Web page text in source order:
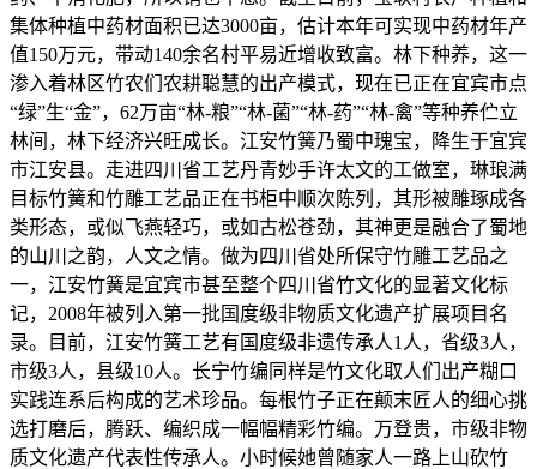
集体种植中药材面积已达3000亩，估计本年可实现中药材年产
值150万元，带动140余名村平易近增收致富。林下种养，这一
渗入着林区竹农们农耕聪慧的出产模式，现在已正在宜宾市点
“绿”生“金”，62万亩“林-粮”“林-菌”“林-药”“林-禽”等种养伫立
林间，林下经济兴旺成长。江安竹簧乃蜀中瑰宝，降生于宜宾
市江安县。走进四川省工艺丹青妙手许太文的工做室，琳琅满
目标竹簧和竹雕工艺品正在书柜中顺次陈列，其形被雕琢成各
类形态，或似飞燕轻巧，或如古松苍劲，其神更是融合了蜀地
的山川之韵，人文之情。做为四川省处所保守竹雕工艺品之
一，江安竹簧是宜宾市甚至整个四川省竹文化的显著文化标
记，2008年被列入第一批国度级非物质文化遗产扩展项目名
录。目前，江安竹簧工艺有国度级非遗传承人1人，省级3人，
市级3人，县级10人。长宁竹编同样是竹文化取人们出产糊口
实践连系后构成的艺术珍品。每根竹子正在颠末匠人的细心挑
选打磨后，腾跃、编织成一幅幅精彩竹编。万登贵，市级非物
质文化遗产代表性传承人。小时候她曾随家人一路上山砍竹